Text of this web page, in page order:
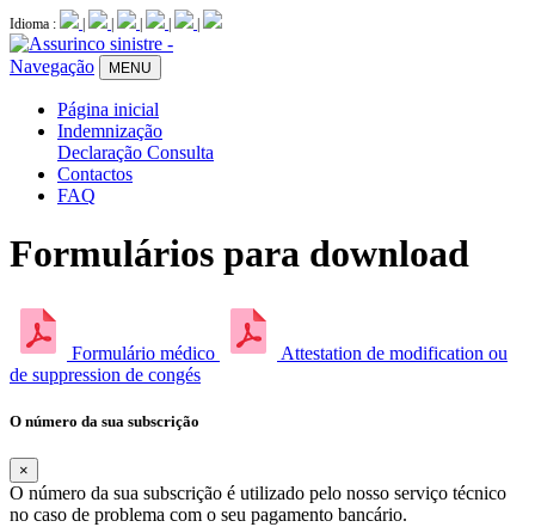
Idioma :
Navegação MENU
Página inicial
Indemnização
Declaração Consulta
Contactos
FAQ
Formulários para download
Formulário médico
Attestation de modification ou
de suppression de congés
O número da sua subscrição
×
O número da sua subscrição é utilizado pelo nosso serviço técnico
no caso de problema com o seu pagamento bancário.